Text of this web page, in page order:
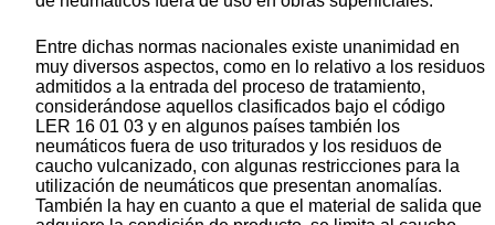
Entre dichas normas nacionales existe unanimidad en
muy diversos aspectos, como en lo relativo a los residuos
admitidos a la entrada del proceso de tratamiento,
considerándose aquellos clasificados bajo el código
LER 16 01 03 y en algunos países también los
neumáticos fuera de uso triturados y los residuos de
caucho vulcanizado, con algunas restricciones para la
utilización de neumáticos que presentan anomalías.
También la hay en cuanto a que el material de salida que